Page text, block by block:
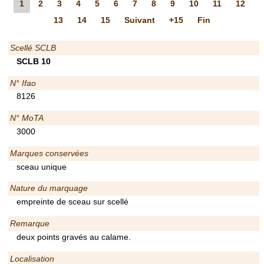
1
2 3 4 5 6 7 8 9 10 11
12
13
14 15 Suivant +15 Fin
Scellé SCLB
SCLB 10
N° Ifao
8126
N° MoTA
3000
Marques conservées
sceau unique
Nature du marquage
empreinte de sceau sur scellé
Remarque
deux points gravés au calame.
Localisation